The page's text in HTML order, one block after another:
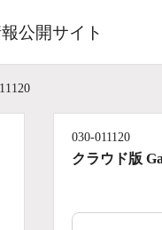
公開サイト
030-011120
クラウド版